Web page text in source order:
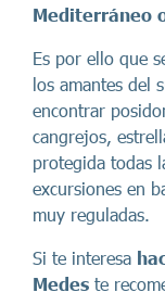
Mediterráneo
Es por ello que
los amantes del
encontrar
cangrejos,
protegida todas
excursiones en
muy reguladas.
Si te interesa
Medes te